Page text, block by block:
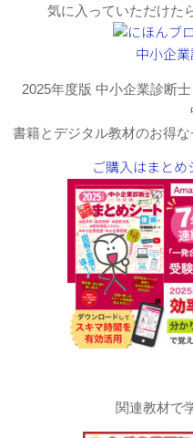
気に入っていただけた
2025年度版 中小企業診断
書籍とデジタル教材のお得
ご購入はまとめ
関連教材で